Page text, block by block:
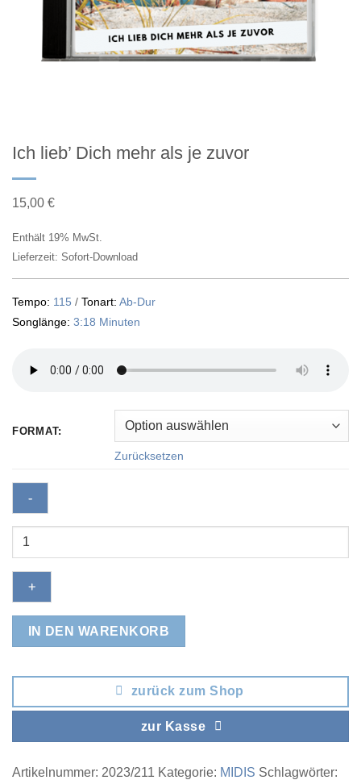
Ich lieb’ Dich mehr als je zuvor
15,00 €
Enthält 19% MwSt.
Lieferzeit: Sofort-Download
Tempo: 115 / Tonart: Ab-Dur
Songlänge: 3:18 Minuten
FORMAT:
Zurücksetzen
Ich
Dich
mehr
zuvor
IN DEN WARENKORB
zurück zum Shop
zur Kasse
Artikelnummer: 2023/211 Kategorie: MIDIS Schlagwörter: